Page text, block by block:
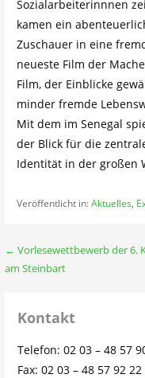
Sozialarbeiterinnnen
kamen ein
Zuschauer in eine
neueste Film der
Film, der Einblicke
minder fremde
Mit dem im Senegal
der Blick für die
Identität in der großen
Veröffentlicht in:Aktuelles,
← Vorlesewettbewerb der 6.
am Steinbart
Kontakt
Telefon: 02 03 – 48 57
Fax: 02 03 – 48 57 92 22